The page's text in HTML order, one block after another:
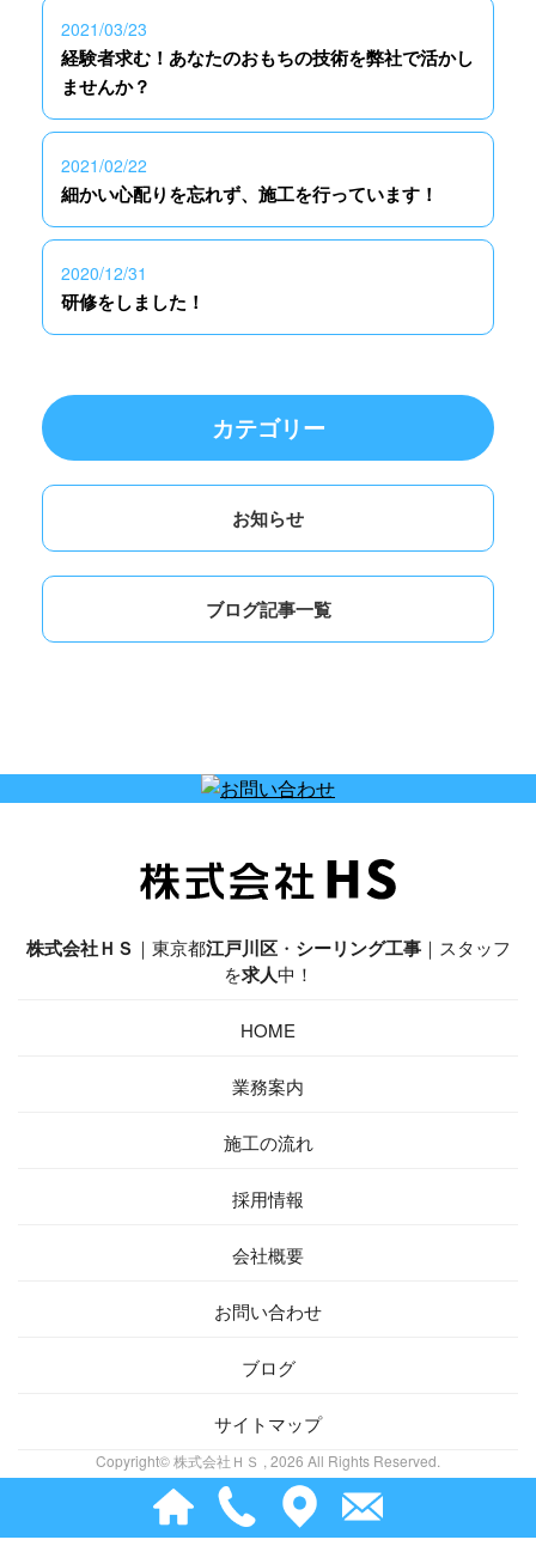
2021/03/23
経験者求む！あなたのおもちの技術を弊社で活かし
ませんか？
2021/02/22
細かい心配りを忘れず、施工を行っています！
2020/12/31
研修をしました！
カテゴリー
お知らせ
ブログ記事一覧
株式会社ＨＳ ｜東京都江戸川区・ シーリング工事｜スタッフ
を求人中！
HOME
業務案内
施工の流れ
採用情報
会社概要
お問い合わせ
ブログ
サイトマップ
Copyright© 株式会社ＨＳ , 2026 All Rights Reserved.